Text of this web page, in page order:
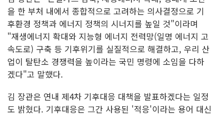
을 한 부처 내에서 종합적으로 고려하는 의사결정으로 기
후환경 정책과 에너지 정책의 시너지를 높일 것"이라며
"재생에너지 확대와 지능형 에너지 전력망(일명 에너지 고
속도로) 구축 등 기후위기를 실질적으로 해결하고, 우리 산
업이 탈탄소 경쟁력을 높이라는 국민 명령에 소임을 다하
겠다"고 말했다.
김 장관은 연내 제4차 기후대응 대책을 발표하겠다는 일정
도 밝혔다. 기후대응은 그간 사용된 '적응'이라는 용어 대신